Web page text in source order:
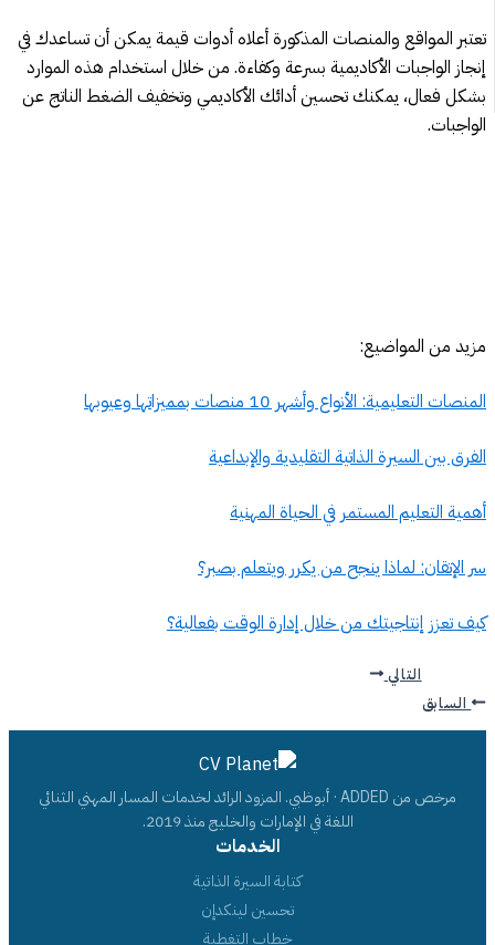
تعتبر المواقع والمنصات المذكورة أعلاه أدوات قيمة يمكن أن تساعدك في
إنجاز الواجبات الأكاديمية بسرعة وكفاءة. من خلال استخدام هذه الموارد
بشكل فعال، يمكنك تحسين أدائك الأكاديمي وتخفيف الضغط الناتج عن
الواجبات.
مزيد من المواضيع:
المنصات التعليمية: الأنواع وأشهر 10 منصات بمميزاتها وعيوبها
الفرق بين السيرة الذاتية التقليدية والإبداعية
أهمية التعليم المستمر في الحياة المهنية
سر الإتقان: لماذا ينجح من يكرر ويتعلم بصبر؟
كيف تعزز إنتاجيتك من خلال إدارة الوقت بفعالية؟
السابق
التالي
مرخص من ADDED · أبوظبي. المزود الرائد لخدمات المسار المهني الثنائي
اللغة في الإمارات والخليج منذ 2019.
الخدمات
كتابة السيرة الذاتية
تحسين لينكدإن
خطاب التغطية